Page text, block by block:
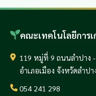
คณะเทคโนโลยีการ
119 หมู่ที่ 9 ถนนลำปาง
อำเภอเมือง จังหวัดลำปา
054 241 298